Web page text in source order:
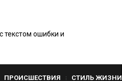
текстом ошибки и
ПРОИСШЕСТВИЯ СТИЛЬ ЖИЗНИ